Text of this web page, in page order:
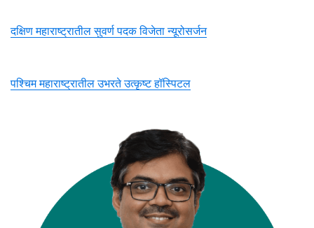
दक्षिण महाराष्ट्रातील सुवर्ण पदक विजेता न्यूरोसर्जन
पश्चिम महाराष्ट्रातील उभरते उत्कृष्ट हॉस्पिटल